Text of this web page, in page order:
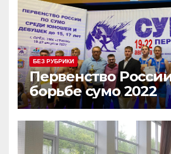
БЕЗ РУБРИКИ
Первенство
борьбе сумо 2022